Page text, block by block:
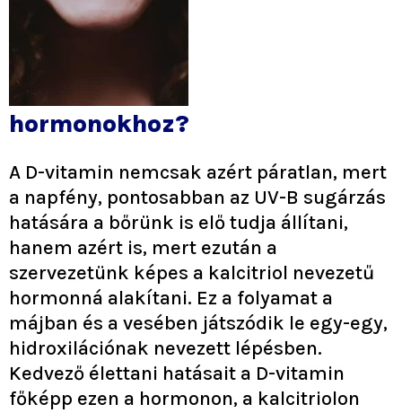
hormonokhoz?
A D-vitamin nemcsak azért páratlan, mert
a napfény, pontosabban az UV-B sugárzás
hatására a bőrünk is elő tudja állítani,
hanem azért is, mert ezután a
szervezetünk képes a kalcitriol nevezetű
hormonná alakítani. Ez a folyamat a
májban és a vesében játszódik le egy-egy,
hidroxilációnak nevezett lépésben.
Kedvező élettani hatásait a D-vitamin
főképp ezen a hormonon, a kalcitriolon